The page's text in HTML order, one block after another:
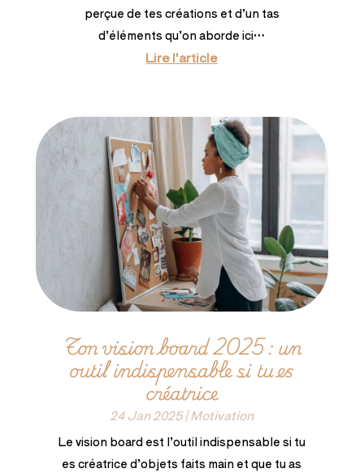
perçue de tes créations et d’un tas
d’éléments qu’on aborde ici…
Lire l'article
Ton vision board 2025 : un
outil indispensable si tu es
créatrice
24 Jan 2025|Motivation
Le vision board est l’outil indispensable si tu
es créatrice d’objets faits main et que tu as